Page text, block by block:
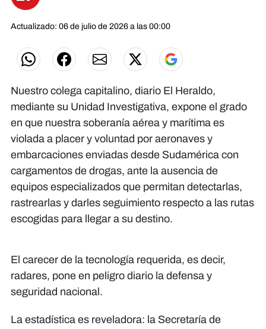
Actualizado: 06 de julio de 2026 a las 00:00
Nuestro colega capitalino, diario El Heraldo,
mediante su Unidad Investigativa, expone el grado
en que nuestra soberanía aérea y marítima es
violada a placer y voluntad por aeronaves y
embarcaciones enviadas desde Sudamérica con
cargamentos de drogas, ante la ausencia de
equipos especializados que permitan detectarlas,
rastrearlas y darles seguimiento respecto a las rutas
escogidas para llegar a su destino.
El carecer de la tecnología requerida, es decir,
radares, pone en peligro diario la defensa y
seguridad nacional.
La estadística es reveladora: la Secretaría de